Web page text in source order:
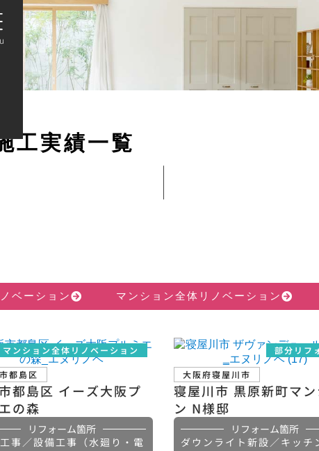
工実績一覧
ベーション マンション全体リノベーション
マンション全体リノベーション
都島区
都島区 イーズ大阪プ
の森
リフォーム箇所
事／設備工事（水廻り・電
部分リフ
大阪府寝屋川市
寝屋川市 黒原新町マン
ン N様邸
リフォーム箇所
ダウンライト新設／キッチ